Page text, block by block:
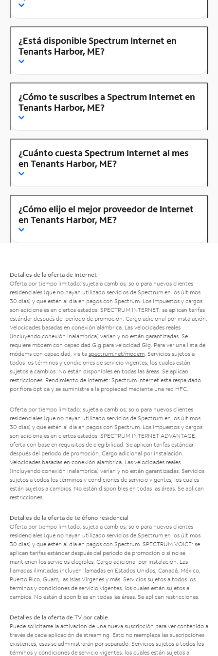
¿Está disponible Spectrum Internet en
Tenants Harbor, ME?
¿Cómo te suscribes a Spectrum Internet en
Tenants Harbor, ME?
¿Cuánto cuesta Spectrum Internet al mes
en Tenants Harbor, ME?
¿Cómo elijo el mejor proveedor de Internet
en Tenants Harbor, ME?
Detalles de la oferta de Internet
Oferta por tiempo limitado; sujeta a cambios; solo para nuevos clientes
residenciales (que no hayan utilizado servicios de Spectrum en los últimos
30 días) y que estén al día en pagos con Spectrum. Los impuestos y cargos
son adicionales en ciertos estados. SPECTRUM INTERNET: se aplican tarifas
estándar después del período de promoción. Cargo adicional por instalación.
Velocidades basadas en conexión alámbrica. Las velocidades reales
(incluyendo conexión inalámbrica) varían y no están garantizadas. Se
requiere módem con capacidad Gig para velocidad Gig. Para ver una lista de
módems con capacidad, visita spectrum.net/modem . Servicios sujetos a
todos los términos y condiciones de servicio vigentes, los cuales están
sujetos a cambios. No están disponibles en todas las áreas. Se aplican
restricciones. Rendimiento de Internet: Spectrum Internet está respaldado
por fibra óptica y se suministra a la propiedad mediante una red HFC.
Oferta por tiempo limitado; sujeta a cambios; solo para nuevos clientes
residenciales (que no hayan utilizado servicios de Spectrum en los últimos
30 días) y que estén al día en pagos con Spectrum. Los impuestos y cargos
son adicionales en ciertos estados. SPECTRUM INTERNET ADVANTAGE:
oferta con base en requisitos de elegibilidad. Se aplican tarifas estándar
después del período de promoción. Cargo adicional por instalación.
Velocidades basadas en conexión alámbrica. Las velocidades reales
(incluyendo conexión inalámbrica) varían y no están garantizadas. Servicios
sujetos a todos los términos y condiciones de servicio vigentes, los cuales
están sujetos a cambios. No están disponibles en todas las áreas. Se aplican
restricciones.
Detalles de la oferta de teléfono residencial
Oferta por tiempo limitado; sujeta a cambios; solo para nuevos clientes
residenciales (que no hayan utilizado servicios de Spectrum en los últimos
30 días) y que estén al día en pagos con Spectrum. SPECTRUM VOICE: se
aplican tarifas estándar después del período de promoción o si no se
mantienen los servicios elegibles. Cargo adicional por instalación. Las
llamadas ilimitadas incluyen llamadas en Estados Unidos, Canadá, México,
Puerto Rico, Guam, las Islas Vírgenes y más. Servicios sujetos a todos los
términos y condiciones de servicio vigentes, los cuales están sujetos a
cambios. No están disponibles en todas las áreas. Se aplican restricciones.
Detalles de la oferta de TV por cable
Puede solicitarse la activación de una nueva suscripción para ver contenido a
través de cada aplicación de streaming. Esto no reemplaza las suscripciones
existentes; esas se administrarán por separado. Servicios sujetos a todos los
términos y condiciones de servicio vigentes, los cuales están sujetos a